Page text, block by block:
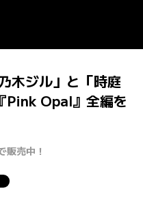
木ジル」と「時庭
Pink Opal』全編を
販売中！